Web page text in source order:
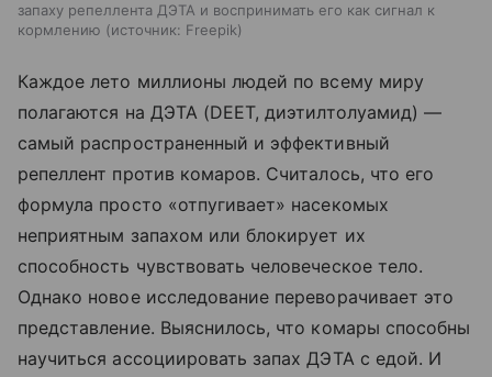
запаху репеллента ДЭТА и воспринимать его как сигнал к
кормлению
источник: Freepik
Каждое лето миллионы людей по всему миру
полагаются на ДЭТА (DEET, диэтилтолуамид) —
самый распространенный и эффективный
репеллент против комаров. Считалось, что его
формула просто «отпугивает» насекомых
неприятным запахом или блокирует их
способность чувствовать человеческое тело.
Однако новое исследование переворачивает это
представление. Выяснилось, что комары способны
научиться ассоциировать запах ДЭТА с едой. И